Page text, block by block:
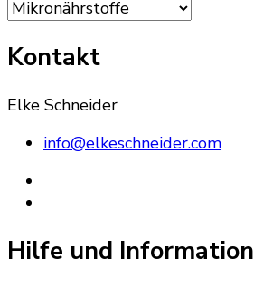
Kontakt
Elke Schneider
info@elkeschneider.com
Hilfe und Information